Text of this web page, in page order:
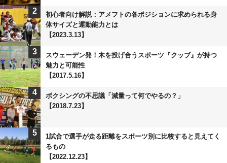
2
初心者向け解説：アメフトの各ポジションに求められる身
体サイズと運動能力とは
【2023.3.13】
3
スウェーデン発！木を投げ合うスポーツ『クッブ』が持つ
魅力と可能性
【2017.5.16】
4
ボクシングの不思議「減量って何でやるの？」
【2018.7.23】
5
1試合で選手が走る距離をスポーツ別に比較すると見えてく
るもの
【2022.12.23】